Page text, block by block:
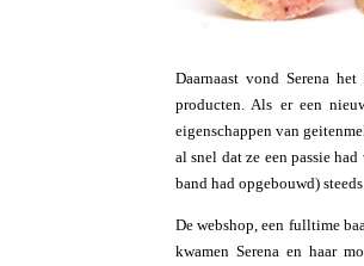
Daarnaast vond Serena
producten. Als er een
eigenschappen van
al snel dat ze een passie
band had opgebouwd)
De webshop, een fulltime
kwamen Serena en haar